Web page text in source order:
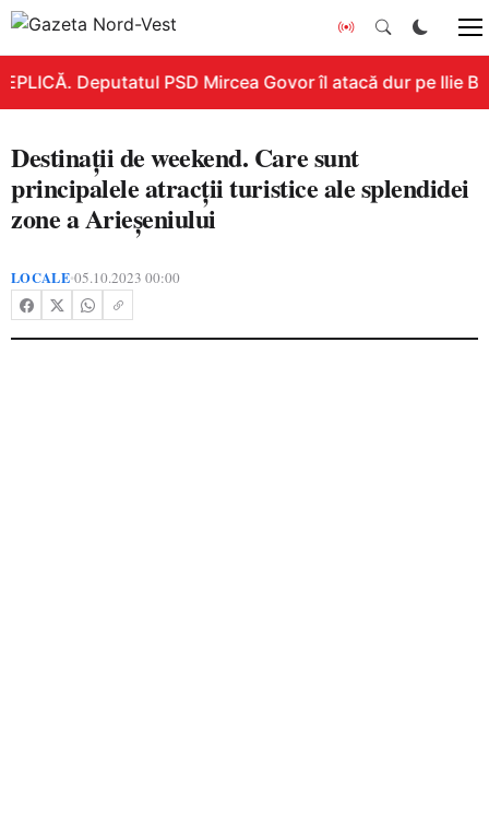
Deputatul PSD Mircea Govor îl atacă dur pe Ilie
Destinații de weekend. Care sunt
principalele atracții turistice ale splendidei
zone a Arieșeniului
LOCALE•05.10.2023 00:00